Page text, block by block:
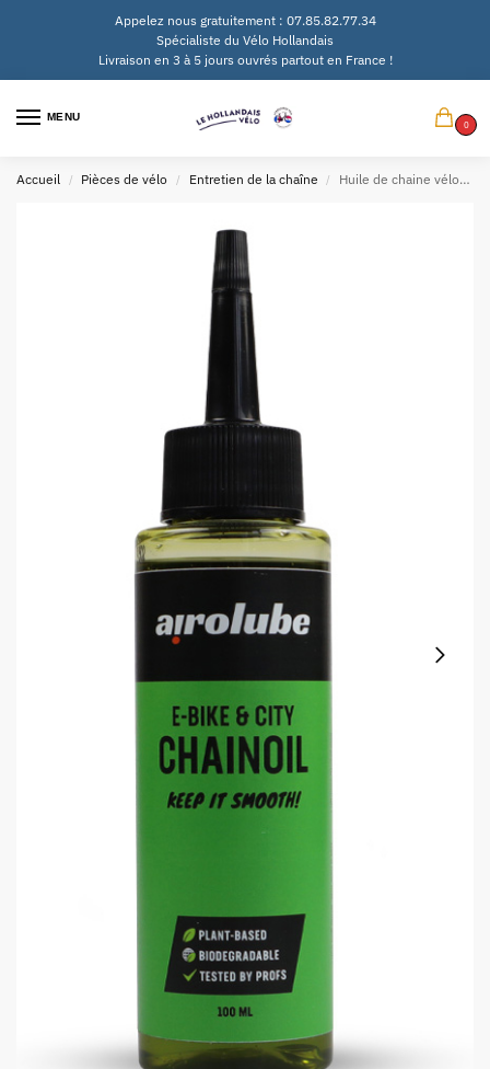
Appelez nous gratuitement : 07.85.82.77.34
Spécialiste du Vélo Hollandais
Livraison en 3 à 5 jours ouvrés partout en France !
MENU
0
Accueil / Pièces de vélo / Entretien de la chaîne / Huile de chaine vélo électrique & ville Airolube 100ml